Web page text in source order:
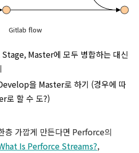
Gitlab flow
Master에 모두 병합하는 대신
을 Master로 하기 (경우에 따
로 할 수 도?)
가깝게 만든다면 Perforce의
Is Perforce Streams?,